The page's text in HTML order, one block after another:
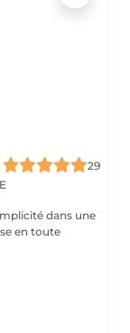
29
dans une
en toute